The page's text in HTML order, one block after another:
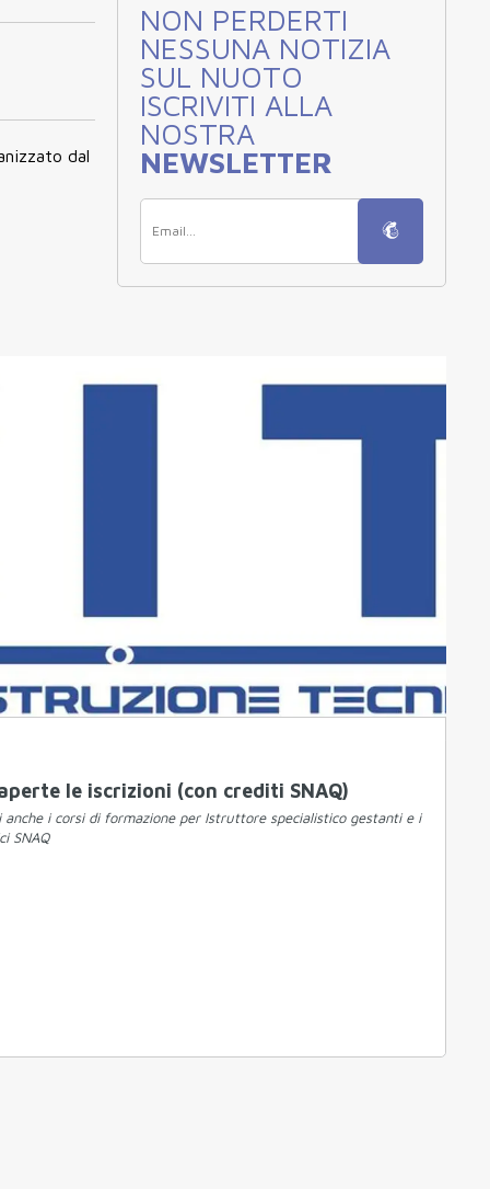
dal
NON PERDERTI
NESSUNA NOTIZIA
SUL NUOTO
ISCRIVITI ALLA
NOSTRA
NEWSLETTER
le iscrizioni (con crediti SNAQ)
anche i corsi di formazione per Istruttore specialistico gestanti e i
SNAQ